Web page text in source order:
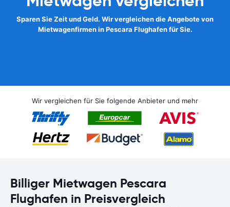
Sparen Sie Zeit und Geld. Wir vergleichen die Angebote von
Mietwagenfirmen in Pescara Flughafen für Sie.
Wir vergleichen für Sie folgende Anbieter und mehr
Billiger Mietwagen Pescara
Flughafen in Preisvergleich